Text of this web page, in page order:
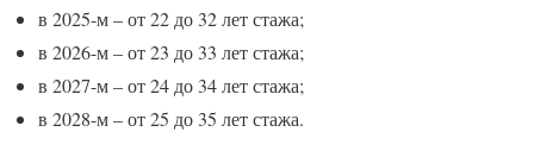
в 2025-м – от 22 до 32 лет стажа;
в 2026-м – от 23 до 33 лет стажа;
в 2027-м – от 24 до 34 лет стажа;
в 2028-м – от 25 до 35 лет стажа.